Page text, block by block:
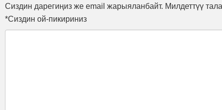
Сиздин дарегиңиз же email жарыяланбайт. Милдеттүү
*Сиздин ой-пикириниз